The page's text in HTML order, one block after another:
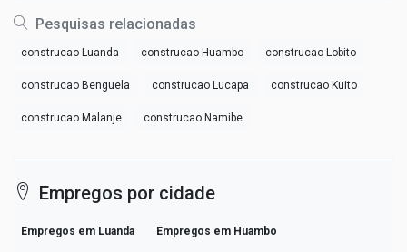
Pesquisas relacionadas
construcao Luanda construcao Huambo construcao Lobito
construcao Benguela construcao Lucapa construcao Kuito
construcao Malanje construcao Namibe
Empregos por cidade
Empregos em Luanda Empregos em Huambo